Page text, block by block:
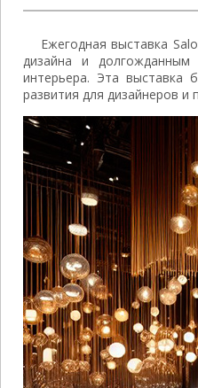
Ежегодная выставка
дизайна и
интерьера. Эта выставка
развития для дизайнеров